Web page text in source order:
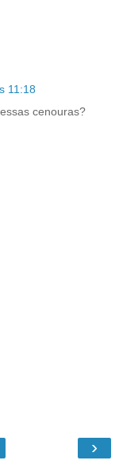
11:18
cenouras?
›